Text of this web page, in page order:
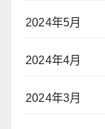
2024年5月
2024年4月
2024年3月